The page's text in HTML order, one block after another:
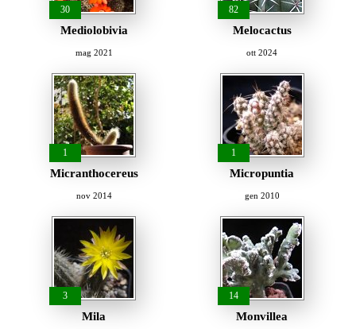
30
Mediolobivia
mag 2021
82
Melocactus
ott 2024
1
Micranthocereus
nov 2014
1
Micropuntia
gen 2010
3
Mila
14
Monvillea